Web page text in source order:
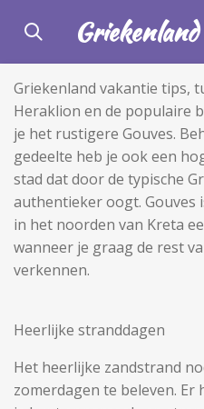
direct
naar
de
hoofdinhoud
Griekenland vakantie tips,
Heraklion en de populaire
je het rustigere Gouves.
gedeelte heb je ook een
stad dat door de typische
authentieker oogt. Gouves
in het noorden van Kreta
wanneer je graag de rest
verkennen.
Heerlijke stranddagen
Het heerlijke zandstrand
zomerdagen te beleven.